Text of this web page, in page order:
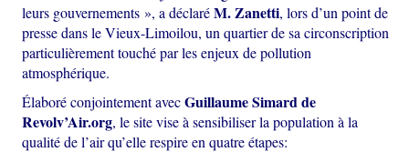
leurs gouvernements », a déclaréM. Zanetti, lors d’un point de
presse dans le Vieux-Limoilou, un quartier de sa circonscription
particulièrement touché par les enjeux de pollution
atmosphérique.
Élaboré conjointement avecGuillaume Simard de
Revolv’Air.org, le site vise à sensibiliser la population à la
qualité de l’air qu’elle respire en quatre étapes: